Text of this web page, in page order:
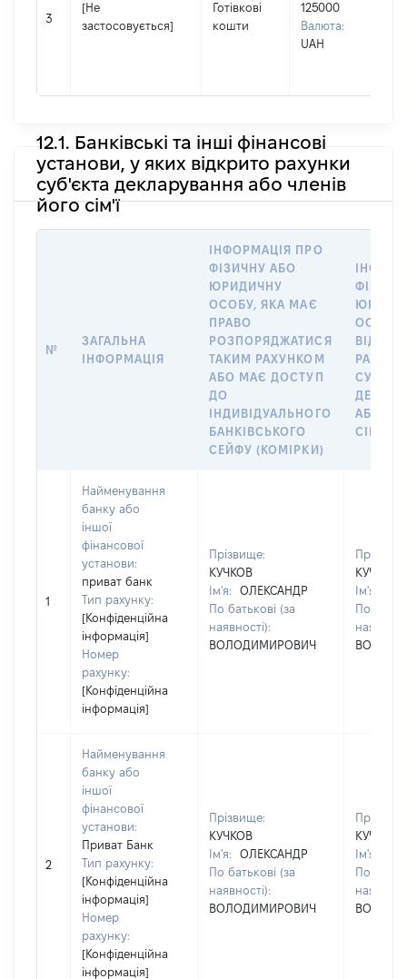
3
[Не
застосовується]
Готівкові
кошти
125000
Валюта:
UAH
12.1. Банківські та інші фінансові
установи, у яких відкрито рахунки
суб'єкта декларування або членів
його сім'ї
№
ЗАГАЛЬНА
ІНФОРМАЦІЯ
ІНФОРМАЦІЯ ПРО
ФІЗИЧНУ АБО
ЮРИДИЧНУ
ОСОБУ, ЯКА МАЄ
ПРАВО
РОЗПОРЯДЖАТИСЯ
ТАКИМ РАХУНКОМ
АБО МАЄ ДОСТУП
ДО
ІНДИВІДУАЛЬНОГО
БАНКІВСЬКОГО
СЕЙФУ (КОМІРКИ)
ОСОБУ,
АБО
СІМ’Ї
1
Найменування
банку або
іншої
фінансової
установи:
приват банк
Тип рахунку:
[Конфіденційна
інформація]
Номер
рахунку:
[Конфіденційна
інформація]
Прізвище:
КУЧКОВ
Ім'я:
ОЛЕКСАНДР
По батькові (за
наявності):
ВОЛОДИМИРОВИЧ
КУЧКОВ
Ім'я:
По
2
Найменування
банку або
іншої
фінансової
установи:
Приват Банк
Тип рахунку:
[Конфіденційна
інформація]
Номер
рахунку:
[Конфіденційна
інформація]
Прізвище:
КУЧКОВ
Ім'я:
ОЛЕКСАНДР
По батькові (за
наявності):
ВОЛОДИМИРОВИЧ
КУЧКОВ
Ім'я:
По